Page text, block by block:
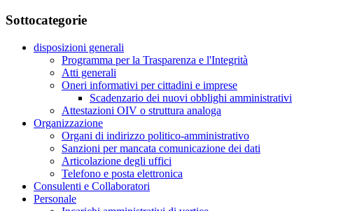
Sottocategorie
disposizioni generali
Programma per la Trasparenza e l'Integrità
Atti generali
Oneri informativi per cittadini e imprese
Scadenzario dei nuovi obblighi amministrativi
Attestazioni OIV o struttura analoga
Organizzazione
Organi di indirizzo politico-amministrativo
Sanzioni per mancata comunicazione dei dati
Articolazione degli uffici
Telefono e posta elettronica
Consulenti e Collaboratori
Personale